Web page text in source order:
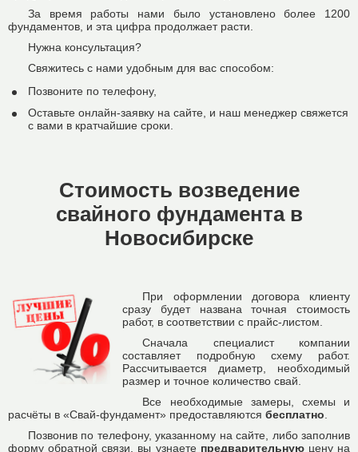
За время работы нами было установлено более 1200
фундаментов, и эта цифра продолжает расти.
Нужна консультация?
Свяжитесь с нами удобным для вас способом:
Позвоните по телефону,
Оставьте онлайн-заявку на сайте, и наш менеджер свяжется
с вами в кратчайшие сроки.
Стоимость возведение
свайного фундамента в
Новосибирске
При оформлении договора клиенту
сразу будет названа точная стоимость
работ, в соответствии с прайс-листом.
Сначала специалист компании
составляет подробную схему работ.
Рассчитывается диаметр, необходимый
размер и точное количество свай.
Все необходимые замеры, схемы и
расчёты в «Свай-фундамент» предоставляются бесплатно
Позвонив по телефону, указанному на сайте, либо заполнив
форму обратной связи, вы узнаете предварительнуюцену на